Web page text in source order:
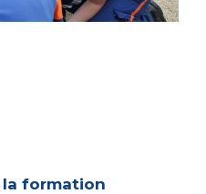
la formation